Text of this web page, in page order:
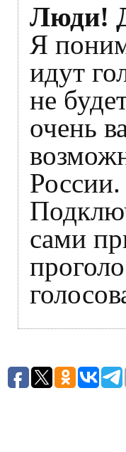
Люди!
Я
идут
не
очень
России.
сами